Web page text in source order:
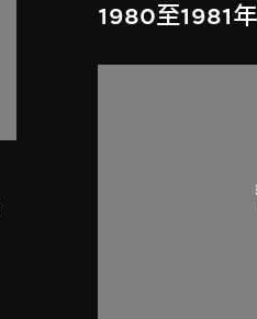
1980至1981